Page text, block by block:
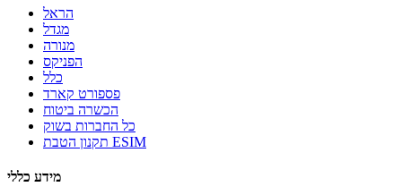
הראל
מגדל
מנורה
הפניקס
כלל
פספורט קארד
הכשרה ביטוח
כל החברות בשוק
תקנון הטבת ESIM
מידע כללי